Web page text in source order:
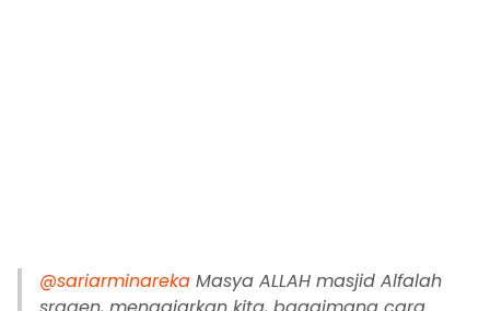
@sariarminareka Masya ALLAH masjid Alfalah